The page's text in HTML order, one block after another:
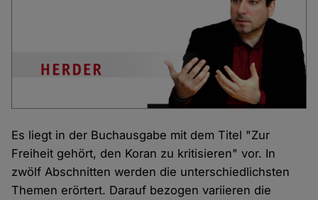
Es liegt in der Buchausgabe mit dem Titel "Zur
Freiheit gehört, den Koran zu kritisieren" vor. In
zwölf Abschnitten werden die unterschiedlichsten
Themen erörtert. Darauf bezogen variieren die